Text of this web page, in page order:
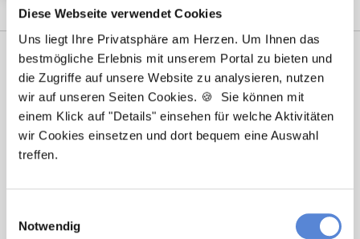
Diese Webseite verwendet Cookies
Uns liegt Ihre Privatsphäre am Herzen. Um Ihnen das
bestmögliche Erlebnis mit unserem Portal zu bieten und
die Zugriffe auf unsere Website zu analysieren, nutzen
wir auf unseren Seiten Cookies. 🍪 Sie können mit
einem Klick auf "Details" einsehen für welche Aktivitäten
wir Cookies einsetzen und dort bequem eine Auswahl
treffen.
Notwendig
Tanja Bellon
Ansprechpartnerin